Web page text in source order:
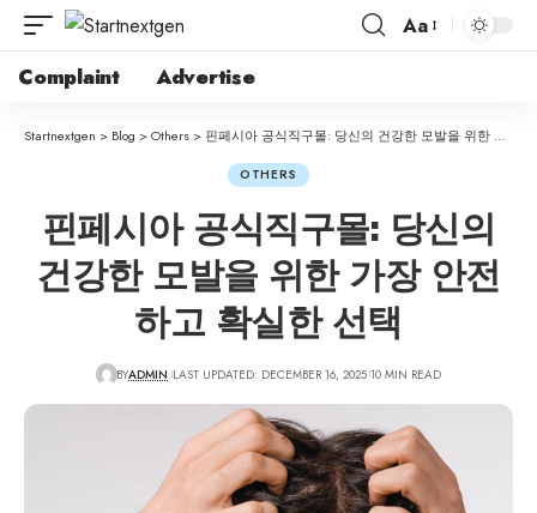
Aa
Complaint Advertise
Startnextgen > Blog >Others > 핀페시아 공식직구몰: 당신의 건강한 모발을 위한 가장 안전하고 확실한 선택
OTHERS
핀페시아 공식직구몰: 당신의
건강한 모발을 위한 가장 안전
하고 확실한 선택
BYADMIN LAST UPDATED: DECEMBER 16, 2025 10 MIN READ